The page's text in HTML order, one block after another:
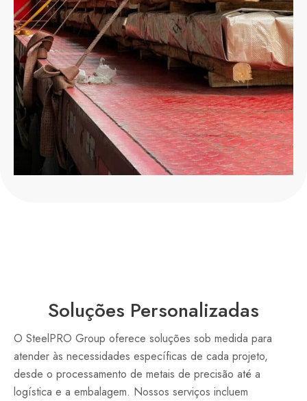
Soluções Personalizadas
O SteelPRO Group oferece soluções sob medida para
atender às necessidades específicas de cada projeto,
desde o processamento de metais de precisão até a
logística e a embalagem. Nossos serviços incluem